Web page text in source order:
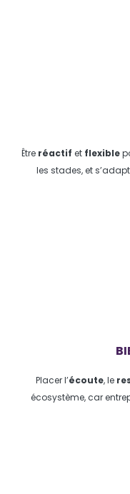
Être réactif et flexible
les stades, et
Placer l’écoute, le
écosystème, car